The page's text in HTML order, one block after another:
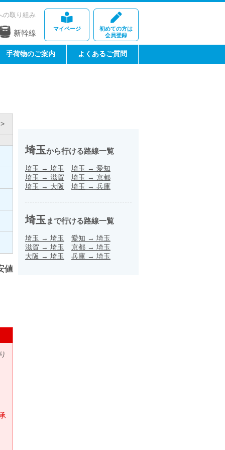
マイページ
初めての方は
会員登録
の取り組み
新幹線
手荷物のご案内 よくあるご質問
値
埼玉から行ける路線一覧
埼玉 → 埼玉 埼玉 → 愛知
埼玉 → 滋賀 埼玉 → 京都
埼玉 → 大阪 埼玉 → 兵庫
埼玉 まで行ける路線一覧
埼玉 → 埼玉 愛知 → 埼玉
滋賀 → 埼玉 京都 → 埼玉
大阪 → 埼玉 兵庫 → 埼玉